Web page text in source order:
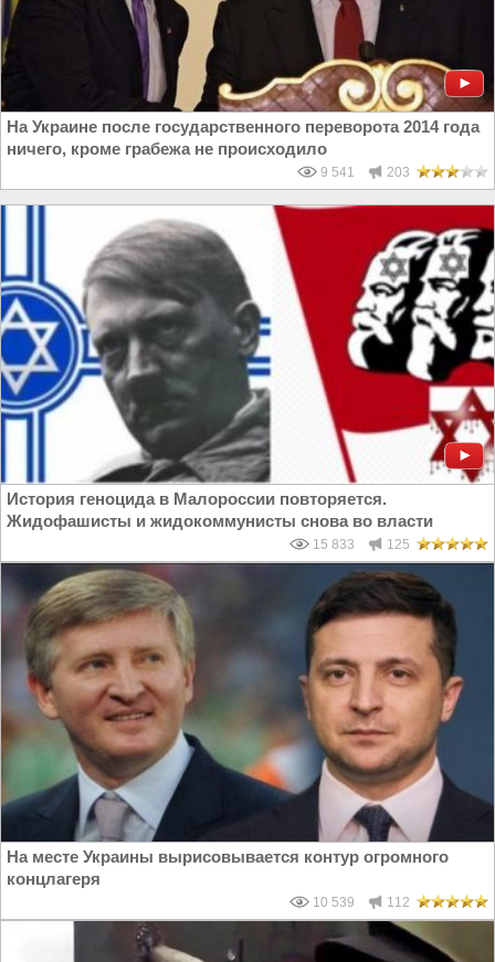
На Украине после государственного переворота 2014 года
ничего, кроме грабежа не происходило
9 541 203
История геноцида в Малороссии повторяется.
Жидофашисты и жидокоммунисты снова во власти
15 833 125
На месте Украины вырисовывается контур огромного
концлагеря
10 539 112